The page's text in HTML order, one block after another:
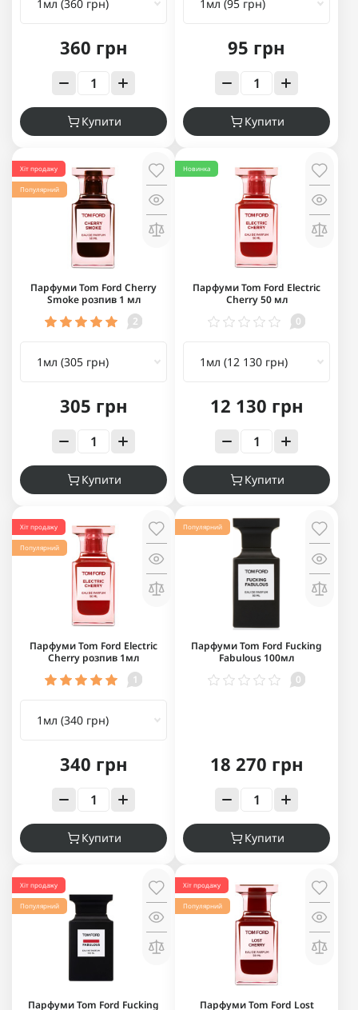
360 грн
Купити
95 грн
Купити
Хіт продажу
Популярний
Парфуми Tom Ford Cherry
Smoke розпив 1 мл
2
305 грн
Купити
Новинка
Парфуми Tom Ford Electric
Cherry 50 мл
0
12 130 грн
Купити
Хіт продажу
Популярний
Парфуми Tom Ford Electric
Cherry розпив 1мл
1
340 грн
Купити
Популярний
Парфуми Tom Ford Fucking
Fabulous 100мл
0
18 270 грн
Купити
Хіт продажу
Популярний
Парфуми Tom Ford Fucking
Хіт продажу
Популярний
Парфуми Tom Ford Lost